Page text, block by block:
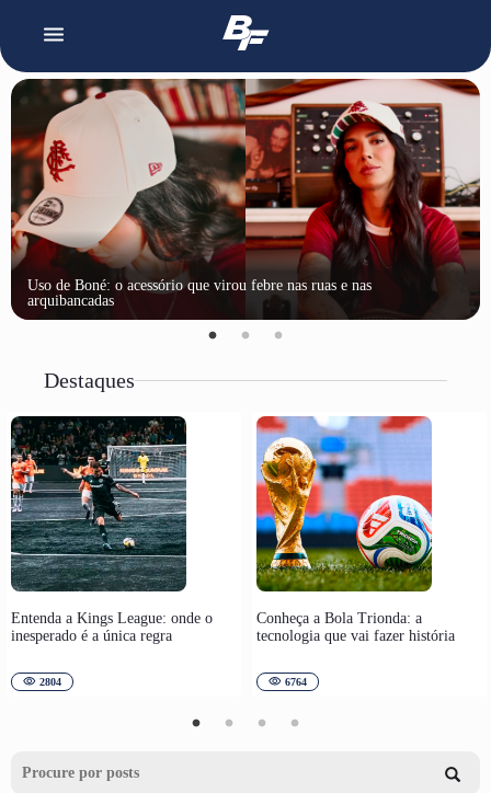
Uso de Boné: o acessório que virou febre nas ruas e nas
arquibancadas
Destaques
Entenda a Kings League: onde o
inesperado é a única regra
2804
Conheça a Bola Trionda: a
tecnologia que vai fazer história
6764